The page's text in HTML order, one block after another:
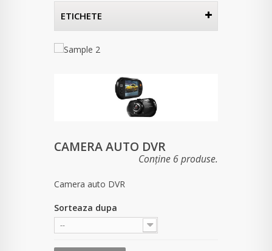
ETICHETE
CAMERA AUTO DVR
Conține 6 produse.
Camera auto DVR
Sorteaza dupa
--